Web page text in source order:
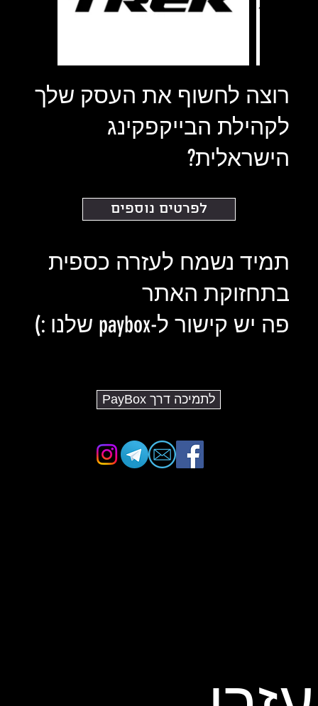
תמיד נשמח לעזרה כספית
בתחזוקת האתר
פה יש קישור ל-paybox שלנו :)
לתמיכה דרך PayBox
רוצה לחשוף את העסק שלך
לקהילת הבייקפקינג
הישראלית?
לפרטים נוספים